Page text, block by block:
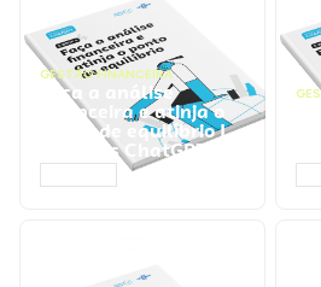
GESTÃO FINANCEIRA
Faça a análise
financeira e atinja o
ponto de equilíbrio |
Prompts ChatGPT